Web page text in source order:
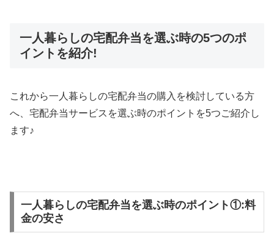
一人暮らしの宅配弁当を選ぶ時の5つのポ
イントを紹介!
これから一人暮らしの宅配弁当の購入を検討している方
へ、宅配弁当サービスを選ぶ時のポイントを5つご紹介し
ます♪
一人暮らしの宅配弁当を選ぶ時のポイント①:料
金の安さ